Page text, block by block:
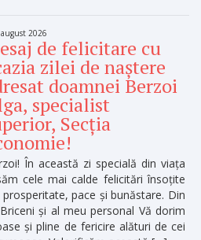
2026
de felicitare cu
zilei de naștere
doamnei Berzoi
specialist
Secția
În această zi specială din viața
cele mai calde felicitări însoțite
pace și bunăstare. Din
și al meu personal Vă dorim
și pline de fericire alături de cei